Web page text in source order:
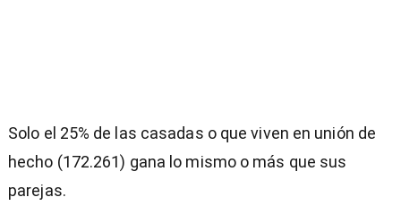
Solo el 25% de las casadas o que viven en unión de
hecho (172.261) gana lo mismo o más que sus
parejas.